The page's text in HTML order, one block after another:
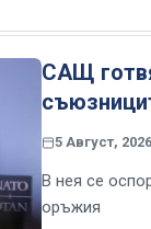
САЩ
5 Август, 2026
В нея се
оръжия